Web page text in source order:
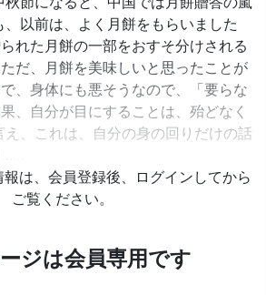
以前は、よく月餅をもらいました
れた月餅の一部をおすそ分けされる
だ、月餅を美味しいと思ったことが
、身体にも悪そうなので、「要らな
、自分が目にすることは、殆どなく
、これは、自分の身の回りだけの話
は、会員登録後、ログインしてから
ご覧ください。
ジは会員専用です